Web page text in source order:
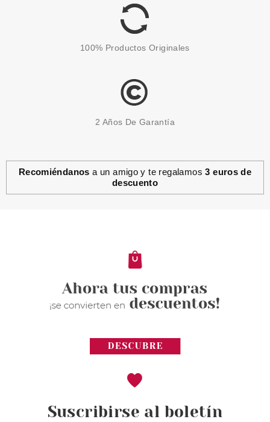
32.40€
THUYA
19.91€
100% Productos Originales
2 Años De Garantía
Recomiéndanos a un amigo y te regalamos3 euros de
descuento
Suscribirse al boletín